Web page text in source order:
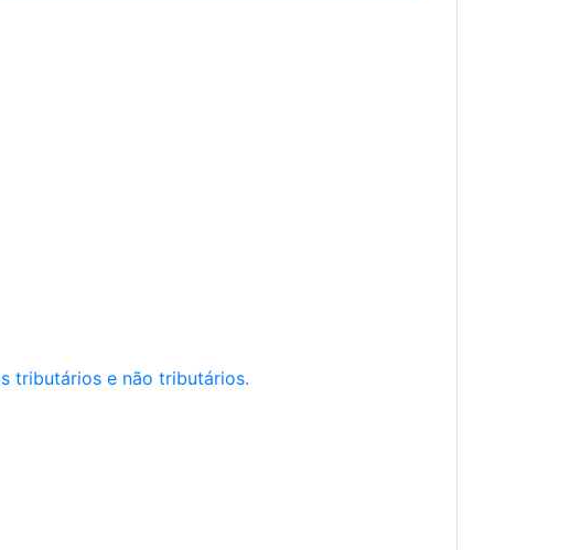
tributários e não tributários.